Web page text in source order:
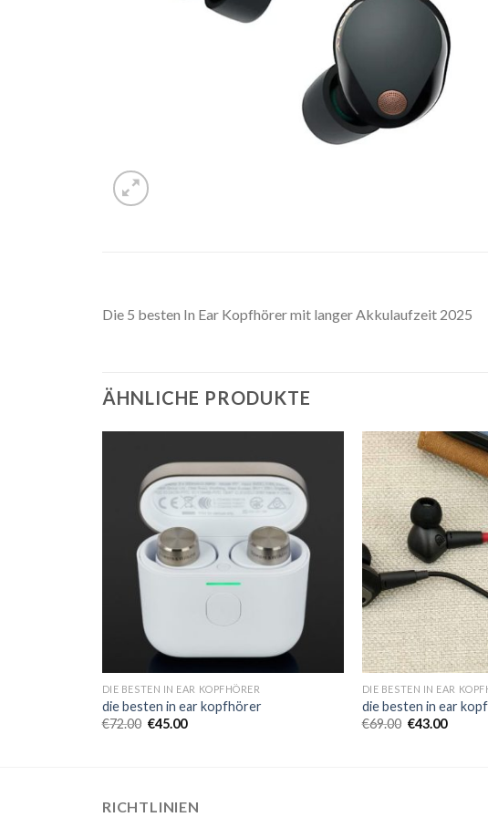
Die 5 besten In Ear Kopfhörer mit langer Akkulaufzeit 2025
ÄHNLICHE PRODUKTE
DIE BESTEN IN EAR KOPFHÖRER
die besten in ear kopfhörer
€72.00 €45.00
DIE BESTEN IN EAR
die besten in ear
€69.00 €43.00
RICHTLINIEN